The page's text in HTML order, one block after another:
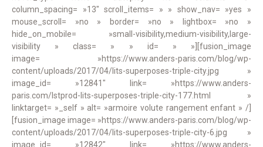
column_spacing= »13″ scroll_items= » » show_nav= »yes »
mouse_scroll= »no » border= »no » lightbox= »no »
hide_on_mobile= »small-visibility,medium-visibility,large-
visibility » class= » » id= » »][fusion_image
image= »https://www.anders-paris.com/blog/wp-
content/uploads/2017/04/lits-superposes-triple-city.jpg »
image_id= »12841″ link= »https://www.anders-
paris.com/lstprod-lits-superposes-triple-city-177.html »
linktarget= »_self » alt= »armoire volute rangement enfant » /]
[fusion_image image= »https://www.anders-paris.com/blog/wp-
content/uploads/2017/04/lits-superposes-triple-city-6.jpg »
image_id= »12842″ link= »https://www.anders-